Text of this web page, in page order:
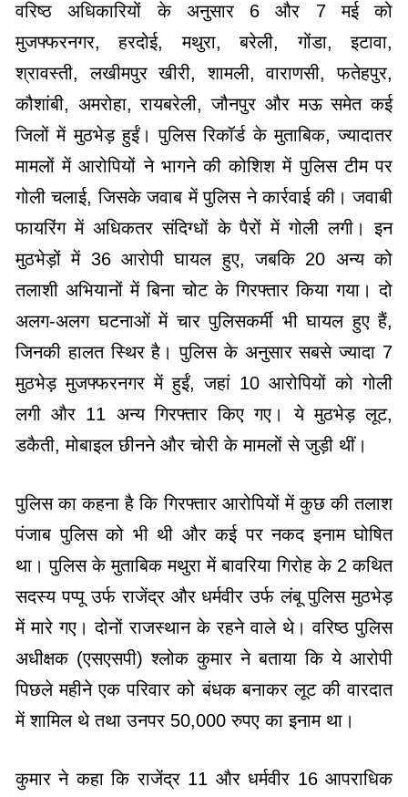
वरिष्ठ अधिकारियों के अनुसार 6 और 7 मई को
मुजफ्फरनगर, हरदोई, मथुरा, बरेली, गोंडा, इटावा,
श्रावस्ती, लखीमपुर खीरी, शामली, वाराणसी, फतेहपुर,
कौशांबी, अमरोहा, रायबरेली, जौनपुर और मऊ समेत कई
जिलों में मुठभेड़ हुईं। पुलिस रिकॉर्ड के मुताबिक, ज्यादातर
मामलों में आरोपियों ने भागने की कोशिश में पुलिस टीम पर
गोली चलाई, जिसके जवाब में पुलिस ने कार्रवाई की। जवाबी
फायरिंग में अधिकतर संदिग्धों के पैरों में गोली लगी। इन
मुठभेड़ों में 36 आरोपी घायल हुए, जबकि 20 अन्य को
तलाशी अभियानों में बिना चोट के गिरफ्तार किया गया। दो
अलग-अलग घटनाओं में चार पुलिसकर्मी भी घायल हुए हैं,
जिनकी हालत स्थिर है। पुलिस के अनुसार सबसे ज्यादा 7
मुठभेड़ मुजफ्फरनगर में हुईं, जहां 10 आरोपियों को गोली
लगी और 11 अन्य गिरफ्तार किए गए। ये मुठभेड़ लूट,
डकैती, मोबाइल छीनने और चोरी के मामलों से जुड़ी थीं।
पुलिस का कहना है कि गिरफ्तार आरोपियों में कुछ की तलाश
पंजाब पुलिस को भी थी और कई पर नकद इनाम घोषित
था। पुलिस के मुताबिक मथुरा में बावरिया गिरोह के 2 कथित
सदस्य पप्पू उर्फ राजेंद्र और धर्मवीर उर्फ लंबू पुलिस मुठभेड़
में मारे गए। दोनों राजस्थान के रहने वाले थे। वरिष्‍ठ पुलिस
अधीक्षक (एसएसपी) श्लोक कुमार ने बताया कि ये आरोपी
पिछले महीने एक परिवार को बंधक बनाकर लूट की वारदात
में शामिल थे तथा उनपर 50,000 रुपए का इनाम था।
कुमार ने कहा कि राजेंद्र 11 और धर्मवीर 16 आपराधिक